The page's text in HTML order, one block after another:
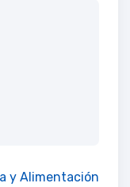
y Alimentación